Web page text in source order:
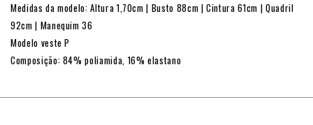
Medidas da modelo: Altura 1,70cm | Busto 88cm | Cintura 61cm | Quadril
92cm | Manequim 36
Modelo veste P
Composição: 84% poliamida, 16% elastano